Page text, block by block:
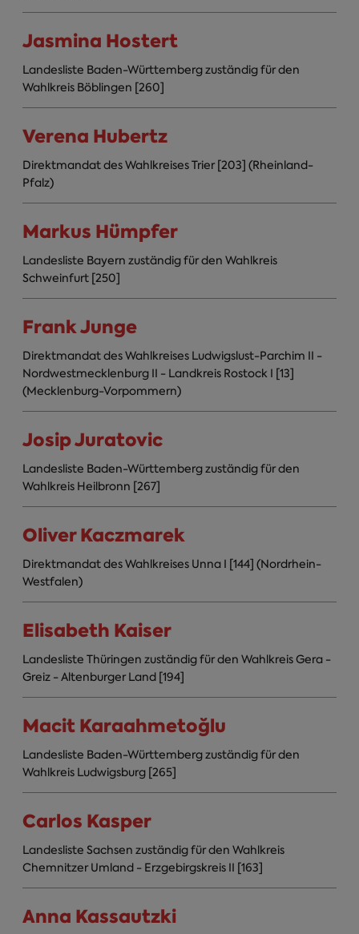
Jasmina Hostert
Landesliste Baden-Württemberg zuständig für den
Wahlkreis Böblingen [260]
Verena Hubertz
Direktmandat des Wahlkreises Trier [203] (Rheinland-
Pfalz)
Markus Hümpfer
Landesliste Bayern zuständig für den Wahlkreis
Schweinfurt [250]
Frank Junge
Direktmandat des Wahlkreises Ludwigslust-Parchim II -
Nordwestmecklenburg II - Landkreis Rostock I [13]
(Mecklenburg-Vorpommern)
Josip Juratovic
Landesliste Baden-Württemberg zuständig für den
Wahlkreis Heilbronn [267]
Oliver Kaczmarek
Direktmandat des Wahlkreises Unna I [144] (Nordrhein-
Westfalen)
Elisabeth Kaiser
Landesliste Thüringen zuständig für den Wahlkreis Gera -
Greiz - Altenburger Land [194]
Macit Karaahmetoğlu
Landesliste Baden-Württemberg zuständig für den
Wahlkreis Ludwigsburg [265]
Carlos Kasper
Landesliste Sachsen zuständig für den Wahlkreis
Chemnitzer Umland - Erzgebirgskreis II [163]
Anna Kassautzki